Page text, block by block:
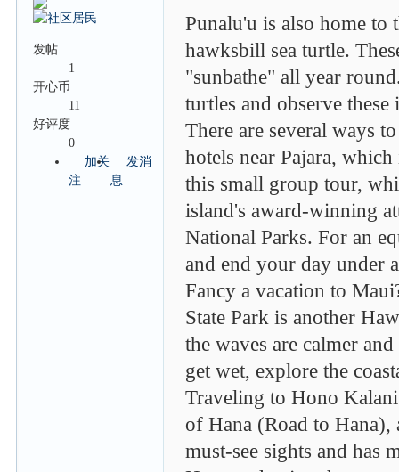
发帖
1
开心币
11
好评度
0
加关
注
发消
息
Punalu'u is also home to
hawksbill sea turtle.
"sunbathe" all year
turtles and observe these
There are several ways
hotels near Pajara,
this small group tour,
island's award-winning
National Parks. For an
and end your day under
Fancy a vacation to
State Park is another
the waves are calmer
get wet, explore the
Traveling to Hono
of Hana (Road to Hana),
must-see sights and has